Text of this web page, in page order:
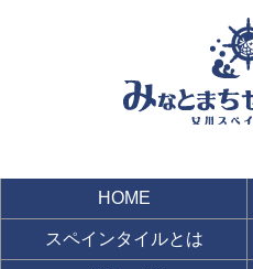
HOME
スペインタイルとは